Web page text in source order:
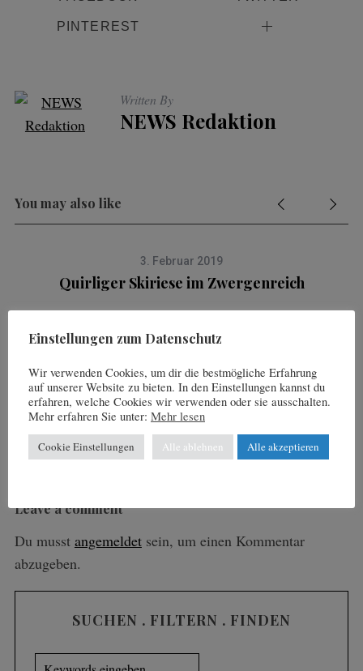
PINTEREST
Written By
NEWS Redaktion
You may also like
3. Februar 2019
Quirliger Skiriese im Zwergenreich
White Pearl Mountain Days – mehr als nur Skispaß
nächster Artikel
Zell am See-Kaprun: Schneespaß im Sonnenschein
Leave a comment
Du musst angemeldetsein, um einen Kommentar
abzugeben.
SUCHEN . FILTERN . FINDEN
Einstellungen zum Datenschutz
Wir verwenden Cookies, um dir die bestmögliche Erfahrung
auf unserer Website zu bieten. In den Einstellungen kannst du
erfahren, welche Cookies wir verwenden oder sie ausschalten.
Mehr erfahren Sie unter: Mehr lesen
Cookie Einstellungen Alle ablehnen Alle akzeptieren